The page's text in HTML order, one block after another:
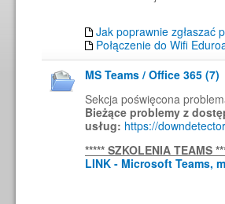
Jak poprawnie zgłaszać
Połączenie do Wifi
MS Teams / Office 365 (7)
Sekcja poświęcona
Bieżące problemy z
usług: https://
***** SZKOLENIA TEAMS
LINK - Microsoft Teams,